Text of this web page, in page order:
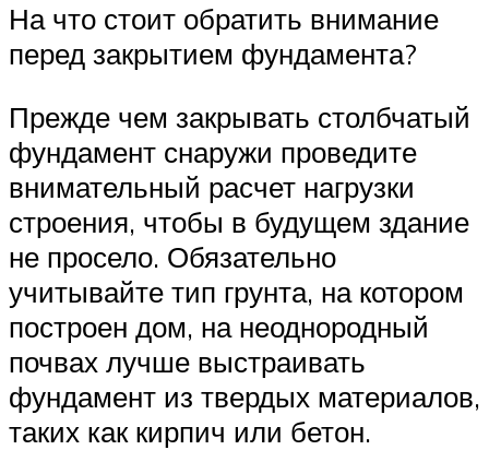
На что стоит обратить внимание
перед закрытием фундамента?
Прежде чем закрывать столбчатый
фундамент снаружи проведите
внимательный расчет нагрузки
строения, чтобы в будущем здание
не просело. Обязательно
учитывайте тип грунта, на котором
построен дом, на неоднородный
почвах лучше выстраивать
фундамент из твердых материалов,
таких как кирпич или бетон.